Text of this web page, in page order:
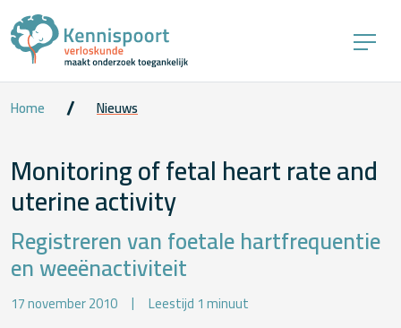
Home Nieuws
Monitoring of fetal heart rate and
uterine activity
Registreren van foetale hartfrequentie
en weeënactiviteit
17 november 2010 Leestijd 1 minuut